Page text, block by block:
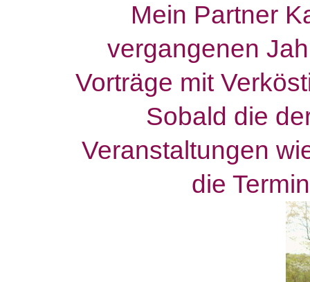
Mein Partner
vergangenen
Vorträge mit
Sobald die
Veranstaltungen
die